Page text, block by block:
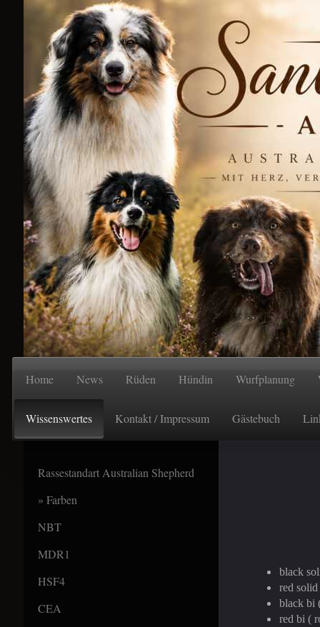
Home News Rüden Hündin Wurfplanung
Wissenswertes Kontakt / Impressum Gästebuch
black
red
black bi
red bi (
Rassestandart Australian Shepherd
Farben
NBT
MDR1
HSF4
CEA